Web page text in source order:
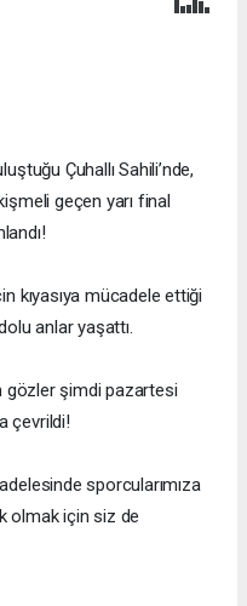
Çuhallı Sahili’nde,
geçen yarı final
kıyasıya mücadele ettiği
anlar yaşattı.
gözler şimdi pazartesi
çevrildi!
sporcularımıza
olmak için siz de